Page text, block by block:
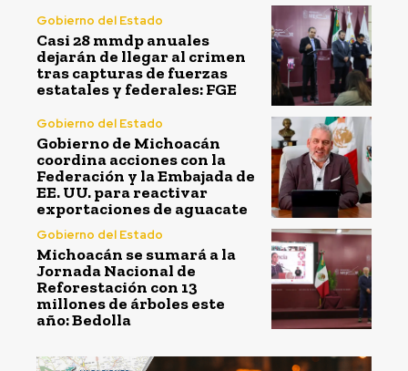
Gobierno del Estado
Casi 28 mmdp anuales
dejarán de llegar al crimen
tras capturas de fuerzas
estatales y federales: FGE
Gobierno del Estado
Gobierno de Michoacán
coordina acciones con la
Federación y la Embajada de
EE. UU. para reactivar
exportaciones de aguacate
Gobierno del Estado
Michoacán se sumará a la
Jornada Nacional de
Reforestación con 13
millones de árboles este
año: Bedolla